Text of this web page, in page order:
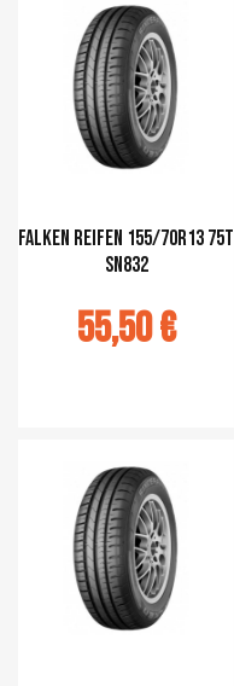
Falken Reifen 155/70R13 75T
SN832
55,50 €